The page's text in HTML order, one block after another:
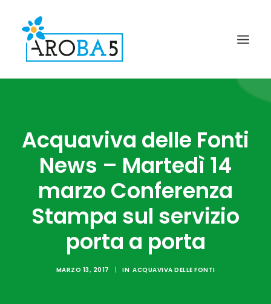
CONTATTI
IL PROGETTO AROBA5
RICERCA
SAMMICHELE
GIOIA DEL COLLE
CASAMASSIMA
ACQUAVIVA DELLE FONTI
Acquaviva delle Fonti
News – Martedì 14
marzo Conferenza
Stampa sul servizio
porta a porta
MARZO 13, 2017 | IN ACQUAVIVA DELLE FONTI